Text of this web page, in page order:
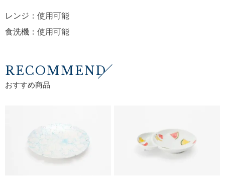
レンジ：使用可能
食洗機：使用可能
RECOMMEND
おすすめ商品